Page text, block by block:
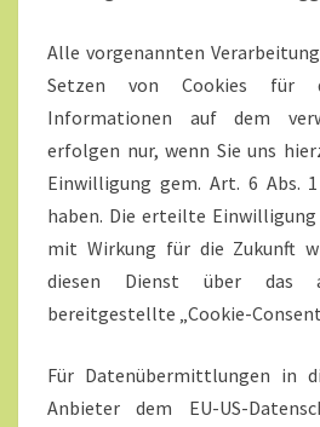
Alle vorgenannten
Setzen von Cookies für
Informationen auf dem
erfolgen nur, wenn Sie uns
Einwilligung gem. Art. 6 Abs.
haben. Die erteilte
mit Wirkung für die Zukunft
diesen Dienst über das
bereitgestellte „Cookie-
Für Datenübermittlungen in
Anbieter dem EU-US-